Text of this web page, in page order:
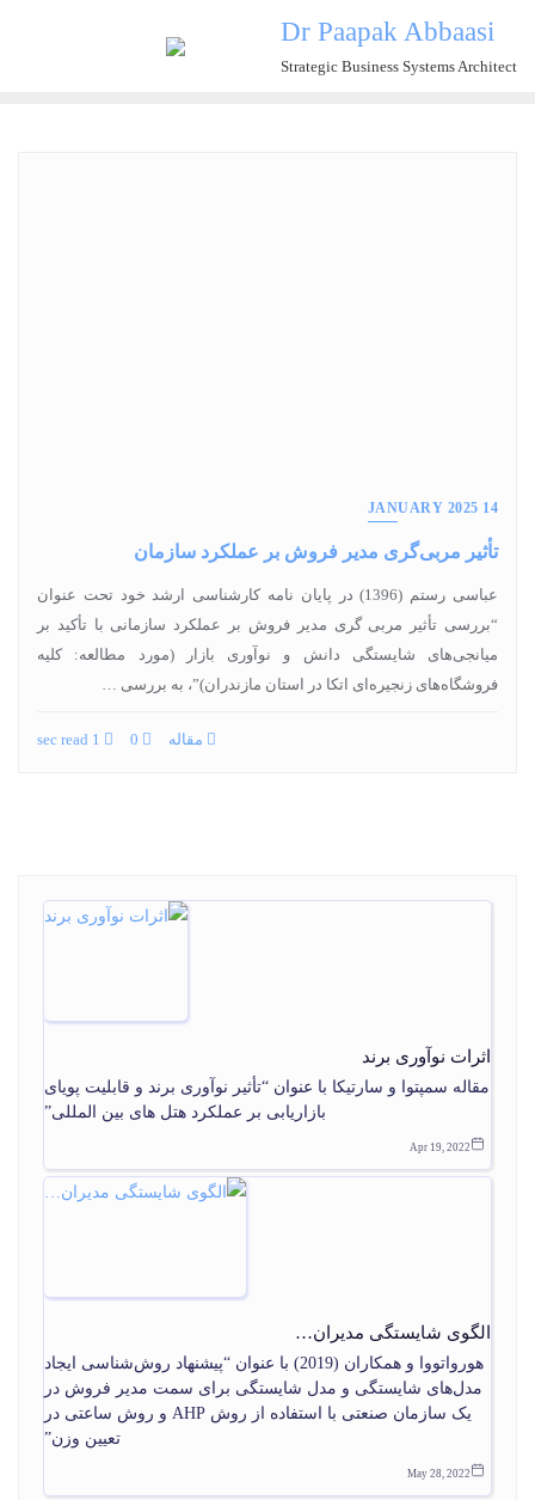
content
Dr Paapak Abbaasi
Strategic Business Systems Architect
14 JANUARY 2025
تأثیر مربی‌گری مدیر فروش بر عملکرد سازمان
عباسی رستم (1396) در پایان‏ نامه کارشناسی ارشد خود تحت عنوان
“بررسی تأثیر مربی گری مدیر فروش بر عملکرد سازمانی با تأکید بر
میانجی‌‏های شایستگی دانش و نوآوری بازار (مورد مطالعه: کلیه
فروشگاه‌‏های زنجیره‏‌ای اتکا در استان مازندران)”، به بررسی …
مقاله
اثرات نوآوری برند
مقاله سمپتوا و سارتیکا با عنوان “تأثیر نوآوری برند و قابلیت پویای
بازاریابی بر عملکرد هتل های بین المللی”
Apr 19, 2022
الگوی شایستگی مدیران…
هورواتووا و همکاران (2019) با عنوان “پیشنهاد روش‌شناسی ایجاد
مدل‌های شایستگی و مدل شایستگی برای سمت مدیر فروش در
یک سازمان صنعتی با استفاده از روش AHP و روش ساعتی در
تعیین وزن”
May 28, 2022